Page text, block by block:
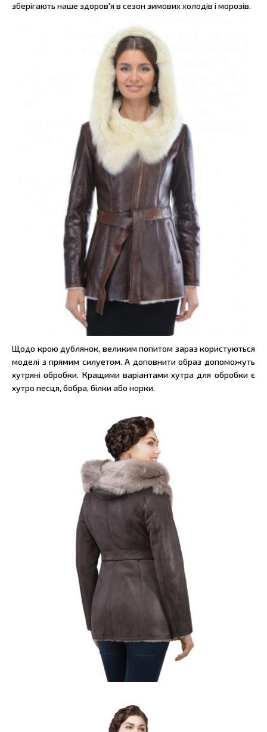
зберігають наше здоров'я в сезон зимових холодів і морозів.
Щодо крою дублянок, великим попитом зараз користуються
моделі з прямим силуетом. А доповнити образ допоможуть
хутряні обробки. Кращими варіантами хутра для обробки є
хутро песця, бобра, білки або норки.